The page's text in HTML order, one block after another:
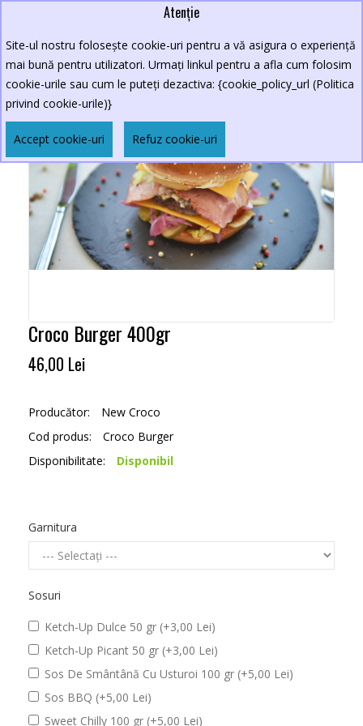
Atenție
Site-ul nostru folosește cookie-uri pentru a vă asigura o experiență
mai bună pentru utilizatori. Urmați linkul pentru a afla cum folosim
cookie-urile sau cum le puteți dezactiva: {cookie_policy_url (Politica
privind cookie-urile)}
Accept cookie-uri Refuz cookie-uri
Croco Burger 400gr
46,00 Lei
Producător:
New Croco
Cod produs:
Croco Burger
Disponibilitate:
Disponibil
Garnitura
Sosuri
Ketch-Up Dulce 50 gr (+3,00 Lei)
Ketch-Up Picant 50 gr (+3,00 Lei)
Sos De Smântână Cu Usturoi 100 gr (+5,00 Lei)
Sos BBQ (+5,00 Lei)
Sweet Chilly 100 gr (+5,00 Lei)